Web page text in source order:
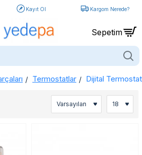
Kayıt Ol Kargom Nerede?
Termostatlar Dijital